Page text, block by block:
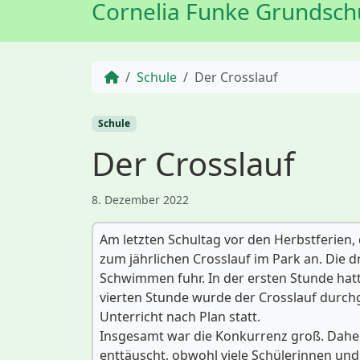
Cornelia Funke
StartSchule Der Crosslauf
Schule
Der Crosslauf
8. Dezember 2022
Am letzten Schultag vor den
zum jährlichen Crosslauf im Park an. Die
Schwimmen fuhr. In der ersten Stunde
vierten Stunde wurde der Crosslauf
Unterricht nach Plan statt.
Insgesamt war die Konkurrenz groß.
enttäuscht, obwohl viele Schülerinnen